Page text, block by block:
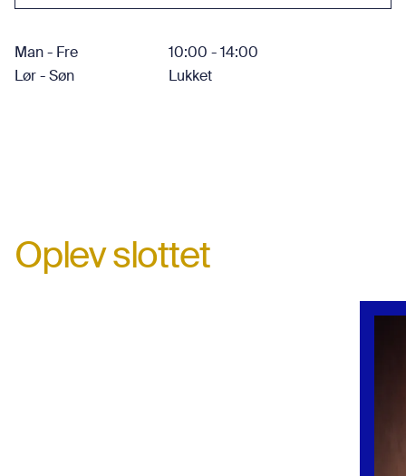
Man - Fre
10:00 - 14:00
Lør - Søn
Lukket
Oplev slottet